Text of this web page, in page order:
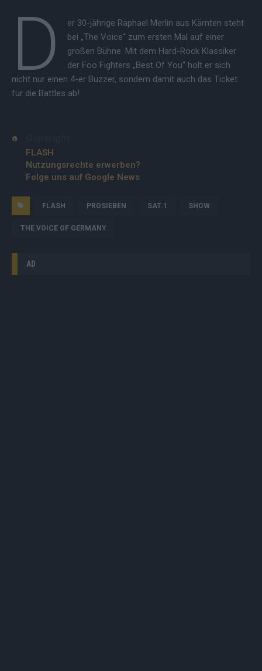
D
er 30-jährige Raphael Merlin aus Kärnten steht
bei „The Voice“ zum ersten Mal auf einer
großen Bühne. Mit dem Hard-Rock Klassiker
der Foo Fighters „Best Of You“ holt er sich
nicht nur einen 4-er Buzzer, sondern damit auch das Ticket
für die Battles ab!
FLASH
Nutzungsrechte erwerben?
Folge uns auf Google News
FLASH PROSIEBEN SAT.1 SHOW
THE VOICE OF GERMANY
AD